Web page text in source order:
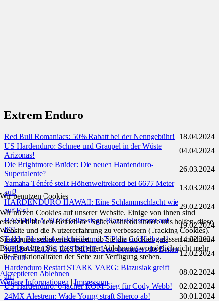
Extrem Enduro
Red Bull Romaniacs: 50% Rabatt bei der Nenngebühr!
18.04.2024
US Hardenduro: Schnee und Graupel in der Wüste
Arizonas!
04.04.2024
Die Brightmore Brüder: Die neuen Hardenduro-
Supertalente?
26.03.2024
Yamaha Ténéré stellt Höhenweltrekord bei 6677 Meter
auf!
13.03.2024
HARDENDURO HAWAII: Eine Schlammschlacht wie
auf Eis!
29.02.2024
BASSELLA 2024: Gallas siegt, Blazusiak stromt auf
P7!
19.02.2024
Taddy Blazusiak elektrisiert mit 7. Platz auf Halbgas!
14.02.2024
WILD WILLY'S EXTREME: Letti dominiert die Briten
erneut!
12.02.2024
Hardenduro Restart STARK VARG: Blazusiak greift
an!
08.02.2024
US Hardenduro: 6-facher KOM-Sieg für Cody Webb!
02.02.2024
24MX Alestrem: Wade Young straft Sherco ab!
30.01.2024
Wir benutzen Cookies
Wir nutzen Cookies auf unserer Website. Einige von ihnen sind
essenziell für den Betrieb der Seite, während andere uns helfen, diese
Website und die Nutzererfahrung zu verbessern (Tracking Cookies).
Sie können selbst entscheiden, ob Sie die Cookies zulassen möchten.
Bitte beachten Sie, dass bei einer Ablehnung womöglich nicht mehr
alle Funktionalitäten der Seite zur Verfügung stehen.
AkzeptierenAblehnen
Weitere Informationen |Impressum